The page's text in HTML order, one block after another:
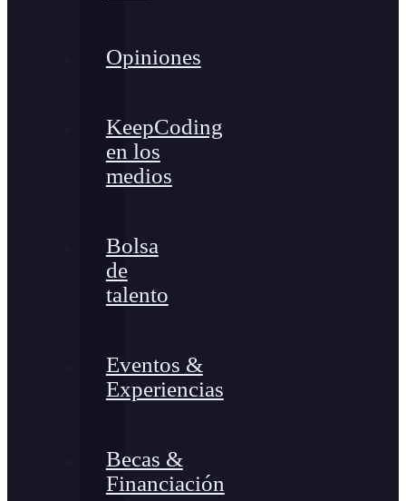
Opiniones
KeepCoding
en los
medios
Bolsa
de
talento
Eventos &
Experiencias
Becas &
Financiación